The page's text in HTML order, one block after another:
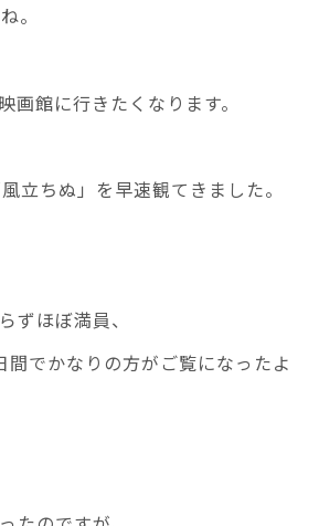
。
画館に行きたくなります。
立ちぬ」を早速観てきました。
ずほぼ満員、
間でかなりの方がご覧になったよ